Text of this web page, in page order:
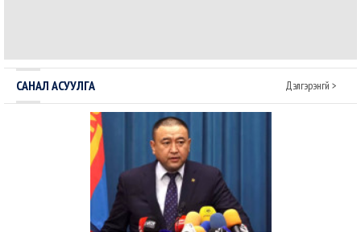
САНАЛ АСУУЛГА Дэлгэрэнгүй >